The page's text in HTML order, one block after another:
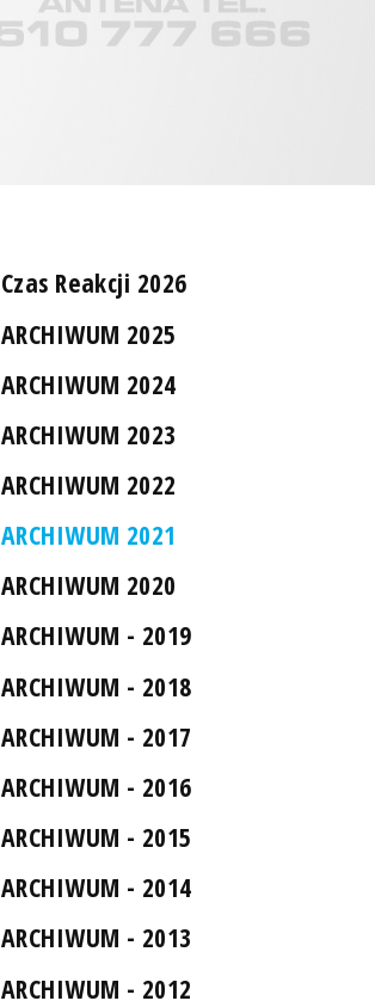
Czas Reakcji 2026
ARCHIWUM 2025
ARCHIWUM 2024
ARCHIWUM 2023
ARCHIWUM 2022
ARCHIWUM 2021
ARCHIWUM 2020
ARCHIWUM - 2019
ARCHIWUM - 2018
ARCHIWUM - 2017
ARCHIWUM - 2016
ARCHIWUM - 2015
ARCHIWUM - 2014
ARCHIWUM - 2013
ARCHIWUM - 2012